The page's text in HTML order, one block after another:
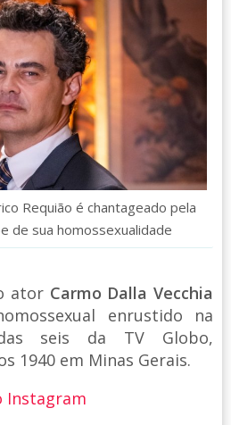
Requião é chantageado pela
de sua homossexualidade
ator Carmo Dalla Vecchia
enrustido na
seis da TV Globo,
1940 em Minas Gerais.
Instagram